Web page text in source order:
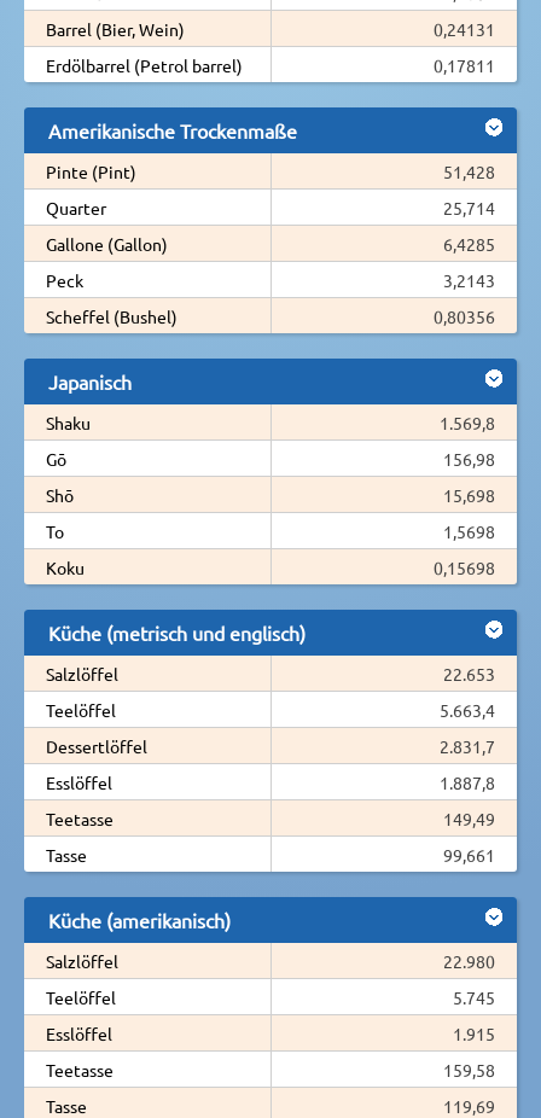
Barrel (Bier, Wein)
0,24131
Erdölbarrel (Petrol barrel)
0,17811
Amerikanische Trockenmaße
Pinte (Pint)
51,428
Quarter
25,714
Gallone (Gallon)
6,4285
Peck
3,2143
Scheffel (Bushel)
0,80356
Japanisch
Shaku
1.569,8
Gō
156,98
Shō
15,698
To
1,5698
Koku
0,15698
Küche (metrisch und englisch)
Salzlöffel
22.653
Teelöffel
5.663,4
Dessertlöffel
2.831,7
Esslöffel
1.887,8
Teetasse
149,49
Tasse
99,661
Küche (amerikanisch)
Salzlöffel
22.980
Teelöffel
5.745
Esslöffel
1.915
Teetasse
159,58
Tasse
119,69